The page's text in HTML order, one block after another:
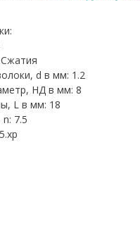
d в мм: 1.2
НД в мм: 8
L в мм: 18
7.5